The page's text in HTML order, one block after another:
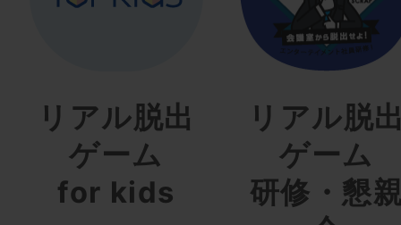
リアル脱出
ゲーム
for kids
リアル脱
ゲーム
研修・懇